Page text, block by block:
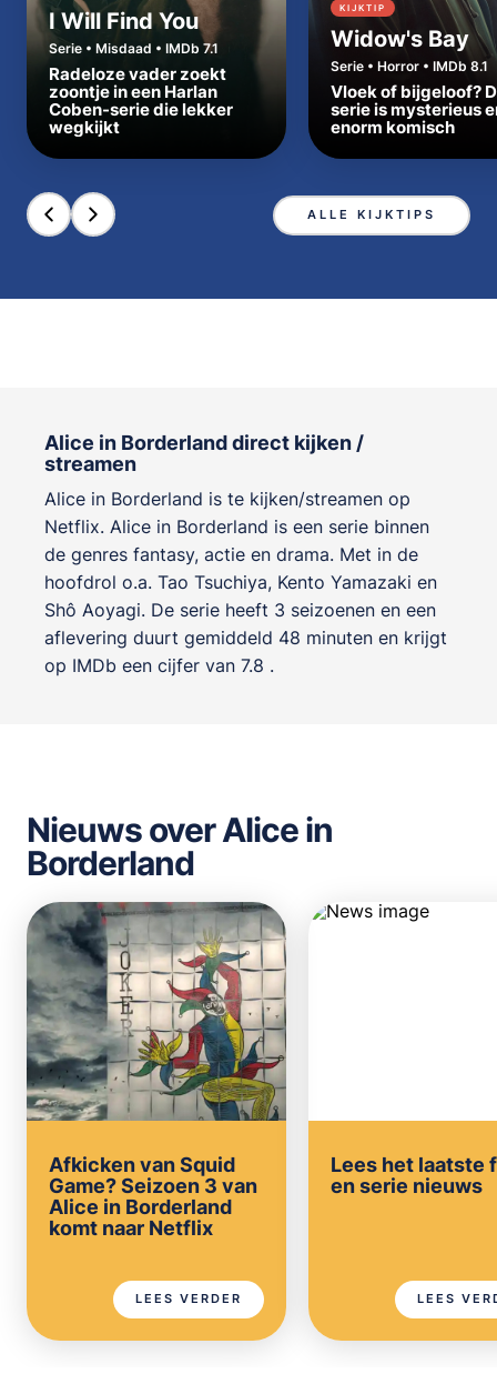
I Will Find You
Serie • Misdaad • IMDb 7.1
Radeloze vader zoekt
zoontje in een Harlan
Coben-serie die lekker
wegkijkt
KIJKTIP
Widow's Bay
Serie • Horror • IMDb 8.1
Vloek of bijgeloof?
serie is mysterieus
enorm komisch
ALLE KIJKTIPS
Alice in Borderland direct kijken /
streamen
Alice in Borderland is te kijken/streamen op
Netflix. Alice in Borderland is een serie binnen
de genres fantasy, actie en drama. Met in de
hoofdrol o.a. Tao Tsuchiya, Kento Yamazaki en
Shô Aoyagi. De serie heeft 3 seizoenen en een
aflevering duurt gemiddeld 48 minuten en krijgt
op IMDb een cijfer van 7.8 .
Nieuws over Alice in
Borderland
Afkicken van Squid
Game? Seizoen 3 van
Alice in Borderland
komt naar Netflix
LEES VERDER
Lees het laatste
en serie nieuws
LEES